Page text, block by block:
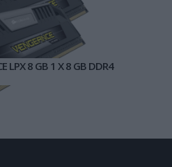
LPX 8 GB 1 X 8 GB DDR4